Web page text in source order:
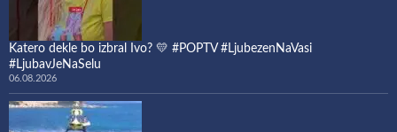
Katero dekle bo izbral Ivo? 💛 #POPTV #LjubezenNaVasi
#LjubavJeNaSelu
06.08.2026